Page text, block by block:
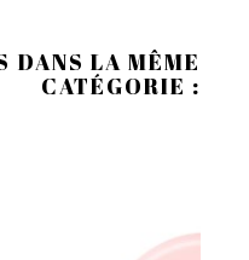
DANS LA MÊME
CATÉGORIE :